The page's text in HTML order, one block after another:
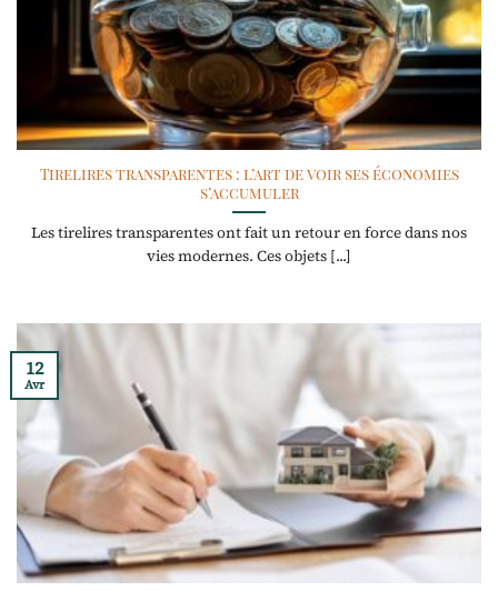
Tirelires transparentes : l’art de voir ses économies
s’accumuler
Les tirelires transparentes ont fait un retour en force dans nos
vies modernes. Ces objets [...]
12
Avr